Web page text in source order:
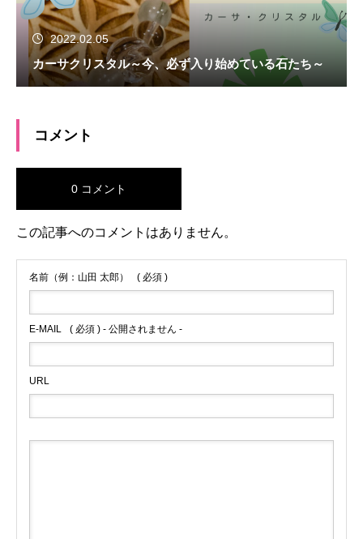
2022.02.05
カーサクリスタル～今、必ず入り始めている石たち～
コメント
0 コメント
この記事へのコメントはありません。
名前（例：山田 太郎） ( 必須 )
E-MAIL ( 必須 ) - 公開されません -
URL